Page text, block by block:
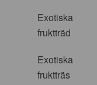
Exotiska
fruktträd
Exotiska
fruktträs